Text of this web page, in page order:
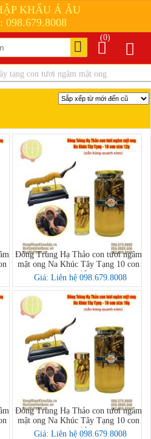
KHẨU Á ÂU
098.679.8008
(0)
tạng con tươi ngâm mật ong
Đông Trùng Hạ Thảo con tươi ngâm
mật ong Na Khúc Tây Tạng 10 con
size 12g
Giá: Liên hệ 098.679.8008
Đông Trùng Hạ Thảo con tươi ngâm
mật ong Na Khúc Tây Tạng 10 con
size 10g
Giá: Liên hệ 098.679.8008